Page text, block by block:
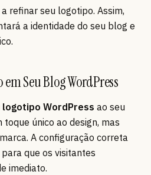
refinar seu logotipo. Assim,
a identidade do seu blog e
Seu Blog WordPress
logotipo WordPress ao seu
toque único ao design, mas
A configuração correta
que os visitantes
imediato.